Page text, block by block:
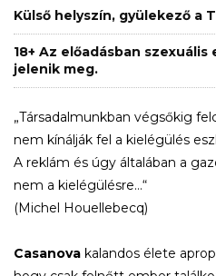
Külső helyszín, gyülekező a
18+ Az előadásban szexuális
jelenik meg.
„Társadalmunkban végsőkig
nem kínálják fel a kielégülés
A reklám és úgy általában a
nem a kielégülésre…“
(Michel Houellebecq)
Casanova kalandos élete